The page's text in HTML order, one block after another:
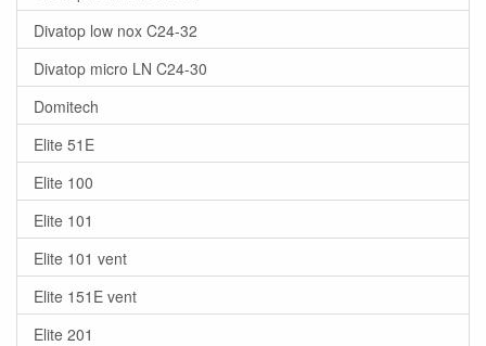
Divatop low nox C24-32
Divatop micro LN C24-30
Domitech
Elite 51E
Elite 100
Elite 101
Elite 101 vent
Elite 151E vent
Elite 201